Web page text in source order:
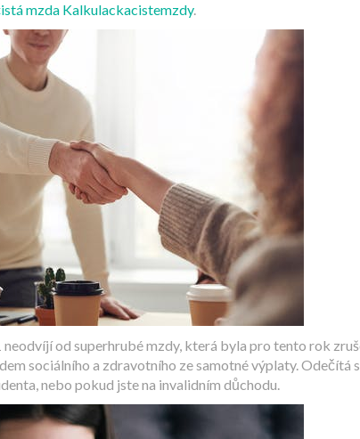
mzda Kalkulackacistemzdy.
od superhrubé mzdy, která byla pro tento rok
sociálního a zdravotního ze samotné výplaty.
nebo pokud jste na invalidním důchodu.